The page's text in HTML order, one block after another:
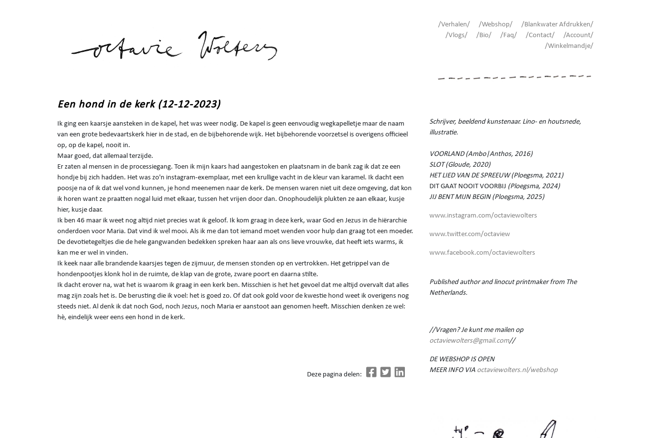
/Verhalen/ /Webshop/
/Blankwater Afdrukken/
/Vlogs/
/Bio/ /Faq/ /Contact/
/Account/
/Winkelmandje/
Een hond in de kerk (12-12-2023)
Ik ging een kaarsje aansteken in de kapel, het was weer nodig. De kapel is geen eenvoudig wegkapelletje maar de naam
van een grote bedevaartskerk hier in de stad, en de bijbehorende wijk. Het bijbehorende voorzetsel is overigens officieel
op, op de kapel, nooit in.
Maar goed, dat allemaal terzijde.
Er zaten al mensen in de processiegang. Toen ik mijn kaars had aangestoken en plaatsnam in de bank zag ik dat ze een
hondje bij zich hadden. Het was zo'n instagram-exemplaar, met een krullige vacht in de kleur van karamel. Ik dacht een
poosje na of ik dat wel vond kunnen, je hond meenemen naar de kerk. De mensen waren niet uit deze omgeving, dat kon
ik horen want ze praatten nogal luid met elkaar, tussen het vrijen door dan. Onophoudelijk plukten ze aan elkaar, kusje
hier, kusje daar.
Ik ben 46 maar ik weet nog altijd niet precies wat ik geloof. Ik kom graag in deze kerk, waar God en Jezus in de hiërarchie
onderdoen voor Maria. Dat vind ik wel mooi. Als ik me dan tot iemand moet wenden voor hulp dan graag tot een moeder.
De devotietegeltjes die de hele gangwanden bedekken spreken haar aan als ons lieve vrouwke, dat heeft iets warms, ik
kan me er wel in vinden.
Ik keek naar alle brandende kaarsjes tegen de zijmuur, de mensen stonden op en vertrokken. Het getrippel van de
hondenpootjes klonk hol in de ruimte, de klap van de grote, zware poort en daarna stilte.
Ik dacht erover na, wat het is waarom ik graag in een kerk ben. Misschien is het het gevoel dat me altijd overvalt dat alles
mag zijn zoals het is. De berusting die ik voel: het is goed zo. Of dat ook gold voor de kwestie hond weet ik overigens nog
steeds niet. Al denk ik dat noch God, noch Jezus, noch Maria er aanstoot aan genomen heeft. Misschien denken ze wel:
hè, eindelijk weer eens een hond in de kerk.
Deze pagina delen:
Schrijver, beeldend kunstenaar. Lino- en houtsnede,
illustratie.
VOORLAND (Ambo|Anthos, 2016)
SLOT (Gloude, 2020)
HET LIED VAN DE SPREEUW (Ploegsma, 2021)
DIT GAAT NOOIT VOORBIJ (Ploegsma, 2024)
JIJ BENT MIJN BEGIN (Ploegsma, 2025)
www.instagram.com/octaviewolters
www.twitter.com/octaview
www.facebook.com/octaviewolters
Published author and linocut printmaker from The
Netherlands.
//Vragen? Je kunt me mailen op
octaviewolters@gmail.com//
DE WEBSHOP IS OPEN
MEER INFO VIA octaviewolters.nl/webshop